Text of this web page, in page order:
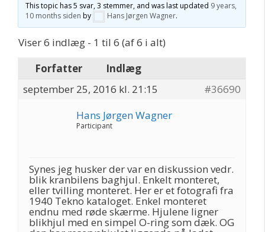
This topic has 5 svar, 3 stemmer, and was last updated 9 years,
10 months siden by Hans Jørgen Wagner.
Viser 6 indlæg - 1 til 6 (af 6 i alt)
Forfatter
Indlæg
september 25, 2016 kl. 21:15
#36690
Hans Jørgen Wagner
Participant
Synes jeg husker der var en diskussion vedr.
blik kranbilens baghjul. Enkelt monteret,
eller tvilling monteret. Her er et fotografi fra
1940 Tekno kataloget. Enkel monteret
endnu med røde skærme. Hjulene ligner
blikhjul med en simpel O-ring som dæk. OG